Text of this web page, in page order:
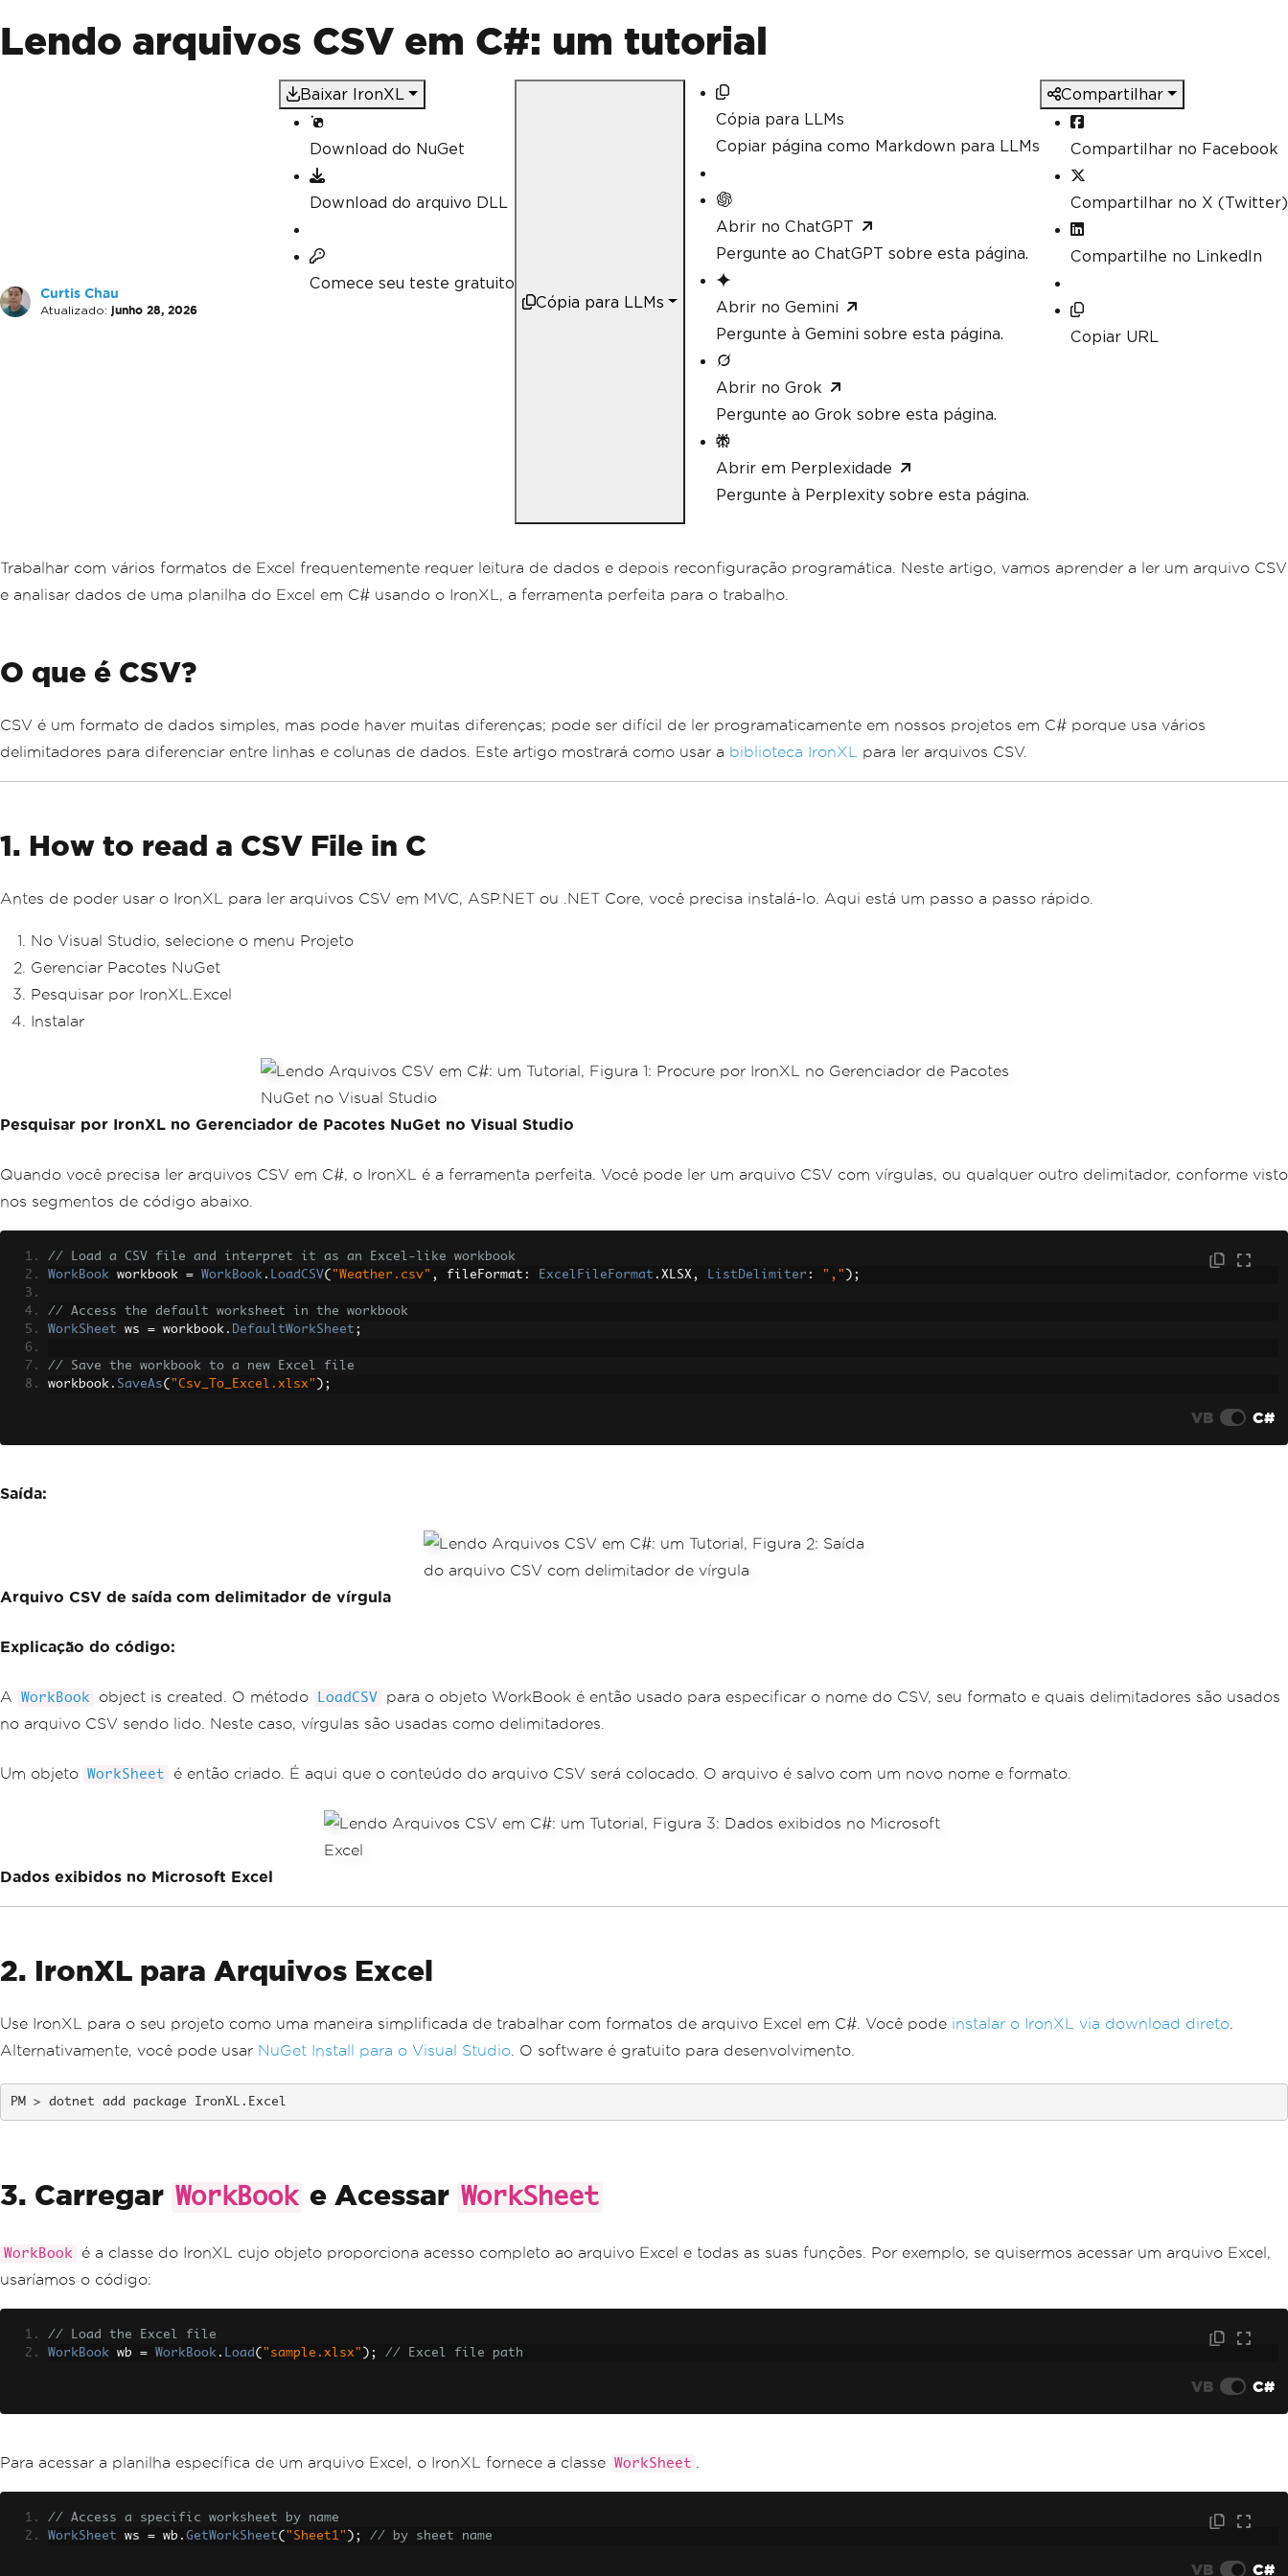
// Linq compatible
Lendo arquivos CSV em C#: um tutorial
Curtis Chau
Atualizado: junho 28, 2026
Baixar IronXL
Download do NuGet
Download do arquivo DLL
Comece seu teste gratuito
Cópia para LLMs
Cópia para LLMs
Copiar página como Markdown para LLMs
Abrir no ChatGPT
Pergunte ao ChatGPT sobre esta página.
Abrir no Gemini
Pergunte à Gemini sobre esta página.
Abrir no Grok
Pergunte ao Grok sobre esta página.
Abrir em Perplexidade
Pergunte à Perplexity sobre esta página.
Compartilhar
Compartilhar no Facebook
Compartilhar no X (Twitter)
Compartilhe no LinkedIn
Copiar URL
Trabalhar com vários formatos de Excel frequentemente requer leitura de dados e depois reconfiguração programática. Neste artigo, vamos aprender a ler um arquivo CSV
e analisar dados de uma planilha do Excel em C# usando o IronXL, a ferramenta perfeita para o trabalho.
O que é CSV?
CSV é um formato de dados simples, mas pode haver muitas diferenças; pode ser difícil de ler programaticamente em nossos projetos em C# porque usa vários
delimitadores para diferenciar entre linhas e colunas de dados. Este artigo mostrará como usar a biblioteca IronXL para ler arquivos CSV.
1. How to read a CSV File in C
Antes de poder usar o IronXL para ler arquivos CSV em MVC, ASP.NET ou .NET Core, você precisa instalá-lo. Aqui está um passo a passo rápido.
No Visual Studio, selecione o menu Projeto
Gerenciar Pacotes NuGet
Pesquisar por IronXL.Excel
Instalar
Pesquisar por IronXL no Gerenciador de Pacotes NuGet no Visual Studio
Quando você precisa ler arquivos CSV em C#, o IronXL é a ferramenta perfeita. Você pode ler um arquivo CSV com vírgulas, ou qualquer outro delimitador, conforme visto
nos segmentos de código abaixo.
// Load a CSV file and interpret it as an Excel-like workbook
WorkBook workbook = WorkBook . LoadCSV( "Weather.csv" , fileFormat : ExcelFileFormat . XLSX, ListDelimiter : "," );
// Access the default worksheet in the workbook
WorkSheet ws = workbook . DefaultWorkSheet ;
// Save the workbook to a new Excel file
workbook . SaveAs( "Csv_To_Excel.xlsx" );
VB C#
Saída:
Arquivo CSV de saída com delimitador de vírgula
Explicação do código:
A WorkBook object is created. O método LoadCSV
para o objeto WorkBook é então usado para especificar o nome do CSV, seu formato e quais delimitadores são usados
no arquivo CSV sendo lido. Neste caso, vírgulas são usadas como delimitadores.
Um objeto WorkSheet é então criado. É aqui que o conteúdo do arquivo CSV será colocado. O arquivo é salvo com um novo nome e formato.
Dados exibidos no Microsoft Excel
2. IronXL para Arquivos Excel
Use IronXL para o seu projeto como uma maneira simplificada de trabalhar com formatos de arquivo Excel em C#. Você pode instalar o IronXL via download direto
Alternativamente, você pode usar NuGet Install para o Visual Studio . O software é gratuito para desenvolvimento.
dotnet add package IronXL.Excel
3. Carregar WorkBook e Acessar WorkSheet
WorkBook
é a classe do IronXL cujo objeto proporciona acesso completo ao arquivo Excel e todas as suas funções. Por exemplo, se quisermos acessar um arquivo Excel,
usaríamos o código:
// Load the Excel file
WorkBook wb = WorkBook . Load ( "sample.xlsx" ); // Excel file path
VB C#
Para acessar a planilha específica de um arquivo Excel, o IronXL fornece a classe WorkSheet
// Access a specific worksheet by name
WorkSheet ws = wb . GetWorkSheet( "Sheet1" ); // by sheet name
VB C#